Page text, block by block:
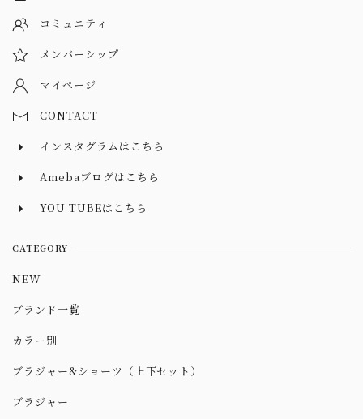
コミュニティ
メンバーシップ
マイページ
CONTACT
インスタグラムはこちら
Amebaブログはこちら
YOU TUBEはこちら
CATEGORY
NEW
ブランド一覧
カラー別
ブラジャー&ショーツ（上下セット）
ブラジャー